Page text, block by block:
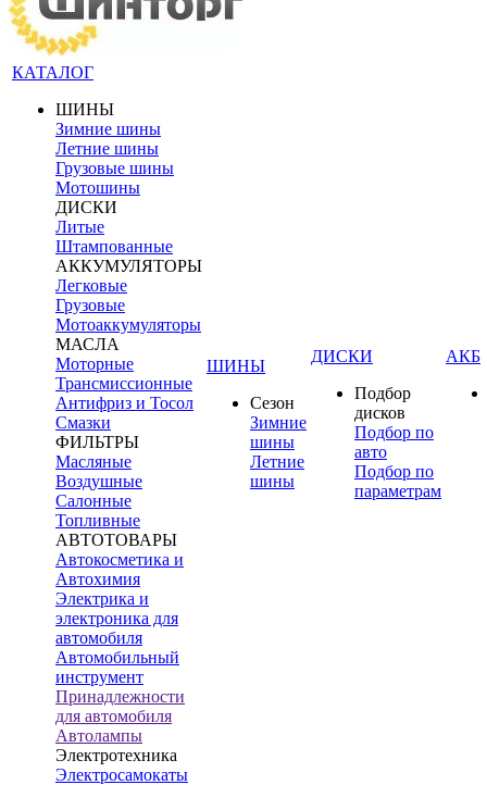
КАТАЛОГ
ШИНЫ
Зимние шины
Летние шины
Грузовые шины
Мотошины
ДИСКИ
Литые
Штампованные
АККУМУЛЯТОРЫ
Легковые
Грузовые
Мотоаккумуляторы
МАСЛА
Моторные
Трансмиссионные
Антифриз и Тосол
Смазки
ФИЛЬТРЫ
Масляные
Воздушные
Салонные
Топливные
АВТОТОВАРЫ
Автокосметика и
Автохимия
Электрика и
электроника для
автомобиля
Автомобильный
инструмент
Принадлежности
для автомобиля
Автолампы
Электротехника
Электросамокаты
ШИНЫ
Сезон
Зимние
шины
Летние
шины
ДИСКИ
Подбор
дисков
Подбор по
авто
Подбор по
параметрам
АКБ